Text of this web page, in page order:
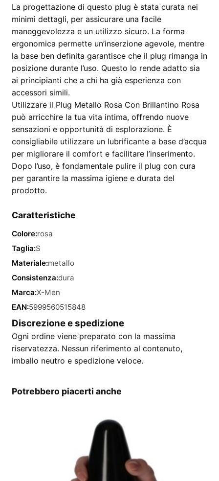
La progettazione di questo plug è stata curata nei
minimi dettagli, per assicurare una facile
maneggevolezza e un utilizzo sicuro. La forma
ergonomica permette un’inserzione agevole, mentre
la base ben definita garantisce che il plug rimanga in
posizione durante l’uso. Questo lo rende adatto sia
ai principianti che a chi ha già esperienza con
accessori simili.
Utilizzare il Plug Metallo Rosa Con Brillantino Rosa
può arricchire la tua vita intima, offrendo nuove
sensazioni e opportunità di esplorazione. È
consigliabile utilizzare un lubrificante a base d’acqua
per migliorare il comfort e facilitare l’inserimento.
Dopo l’uso, è fondamentale pulire il plug con cura
per garantire la massima igiene e durata del
prodotto.
Caratteristiche
Colore:rosa
Taglia:S
Materiale:metallo
Consistenza:dura
Marca:X-Men
EAN:5999560515848
Discrezione e spedizione
Ogni ordine viene preparato con la massima
riservatezza. Nessun riferimento al contenuto,
imballo neutro e spedizione veloce.
Potrebbero piacerti anche